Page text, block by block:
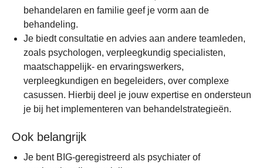
behandelaren en familie geef je vorm aan de
behandeling.
Je biedt consultatie en advies aan andere teamleden,
zoals psychologen, verpleegkundig specialisten,
maatschappelijk- en ervaringswerkers,
verpleegkundigen en begeleiders, over complexe
casussen. Hierbij deel je jouw expertise en ondersteun
je bij het implementeren van behandelstrategieën.
Ook belangrijk
Je bent BIG-geregistreerd als psychiater of